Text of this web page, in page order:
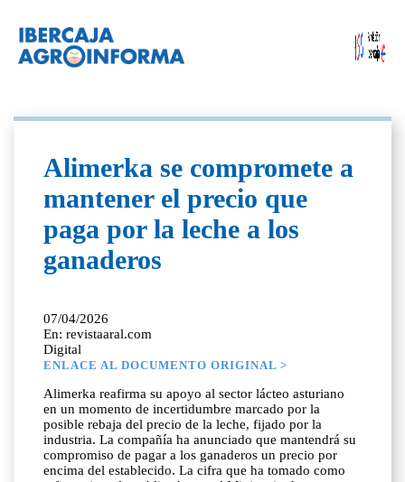
Alimerka se compromete a
mantener el precio que
paga por la leche a los
ganaderos
07/04/2026
En: revistaaral.com
Digital
ENLACE AL DOCUMENTO ORIGINAL >
Alimerka reafirma su apoyo al sector lácteo asturiano
en un momento de incertidumbre marcado por la
posible rebaja del precio de la leche, fijado por la
industria. La compañía ha anunciado que mantendrá su
compromiso de pagar a los ganaderos un precio por
encima del establecido. La cifra que ha tomado como